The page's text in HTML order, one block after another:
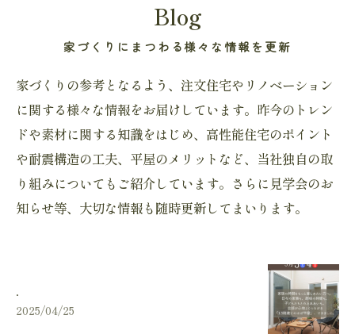
Blog
家づくりにまつわる様々な情報を更新
家づくりの参考となるよう、注文住宅やリノベーション
に関する様々な情報をお届けしています。昨今のトレン
ドや素材に関する知識をはじめ、高性能住宅のポイント
や耐震構造の工夫、平屋のメリットなど、当社独自の取
り組みについてもご紹介しています。さらに見学会のお
知らせ等、大切な情報も随時更新してまいります。
.
2025/04/25